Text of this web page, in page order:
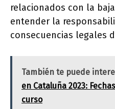
relacionados con la
entender la
consecuencias legales
También te puede
en Cataluña 2023:
curso